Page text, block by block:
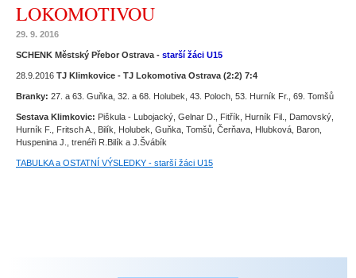
LOKOMOTIVOU
29. 9. 2016
SCHENK Městský Přebor Ostrava - starší žáci U15
28.9.2016 TJ Klimkovice - TJ Lokomotiva Ostrava (2:2) 7:4
Branky: 27. a 63. Guňka, 32. a 68. Holubek, 43. Poloch, 53. Hurník Fr., 69. Tomšů
Sestava Klimkovic: Piškula - Lubojacký, Gelnar D., Fitřík, Hurník Fil., Damovský,
Hurník F., Fritsch A., Bilík, Holubek, Guňka, Tomšů, Čerňava, Hlubková, Baron,
Huspenina J., trenéři R.Bilík a J.Švábík
TABULKA a OSTATNÍ VÝSLEDKY - starší žáci U15